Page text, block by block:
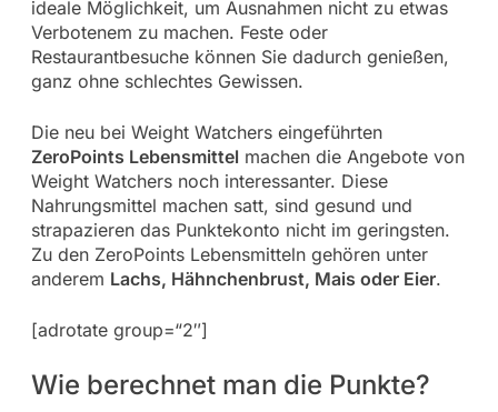
ideale Möglichkeit, um Ausnahmen nicht zu etwas
Verbotenem zu machen. Feste oder
Restaurantbesuche können Sie dadurch genießen,
ganz ohne schlechtes Gewissen.
Die neu bei Weight Watchers eingeführten
ZeroPoints Lebensmittel machen die Angebote von
Weight Watchers noch interessanter. Diese
Nahrungsmittel machen satt, sind gesund und
strapazieren das Punktekonto nicht im geringsten.
Zu den ZeroPoints Lebensmitteln gehören unter
anderem Lachs, Hähnchenbrust, Mais oder Eier.
[adrotate group=“2″]
Wie berechnet man die Punkte?